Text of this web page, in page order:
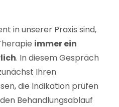
in unserer Praxis sind,
immer ein
. In diesem Gespräch
Ihren
die Indikation prüfen
Behandlungsablauf